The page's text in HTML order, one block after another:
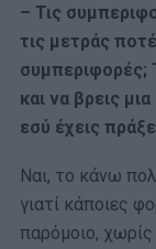
– Τις
τις μετράς
συμπεριφορές;
και να βρεις
εσύ έχεις
Ναι, το κάνω
γιατί κάποιες
παρόμοιο, χωρίς